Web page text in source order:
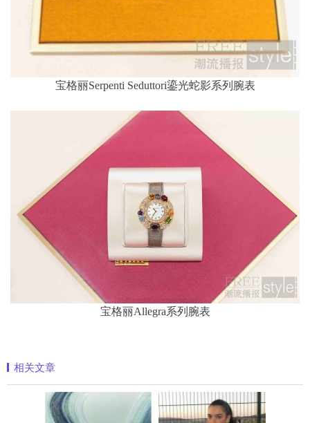
宝格丽Serpenti Seduttori鎏光蛇影系列腕表
宝格丽Allegra系列腕表
相关文章